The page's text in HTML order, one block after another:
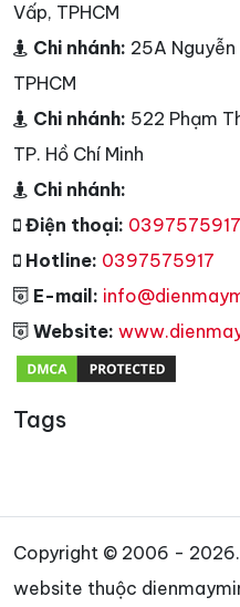
Vấp, TPHCM
Chi nhánh: 25A Nguyễn
TPHCM
Chi nhánh: 522 Phạm
TP. Hồ Chí Minh
Chi nhánh:
Điện thoại: 0397575917
Hotline: 0397575917
E-mail:
Website:
Tags
Copyright © 2006 - 2026.
website thuộc